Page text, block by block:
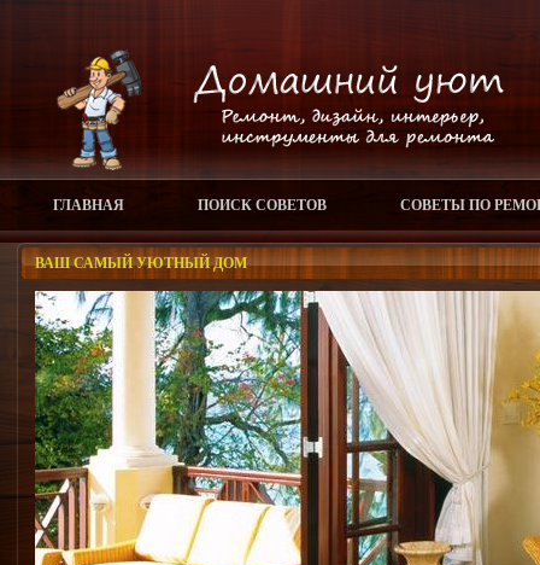
ГЛАВНАЯ ПОИСК СОВЕТОВ СОВЕТЫ ПО
ВАШ САМЫЙ УЮТНЫЙ ДОМ